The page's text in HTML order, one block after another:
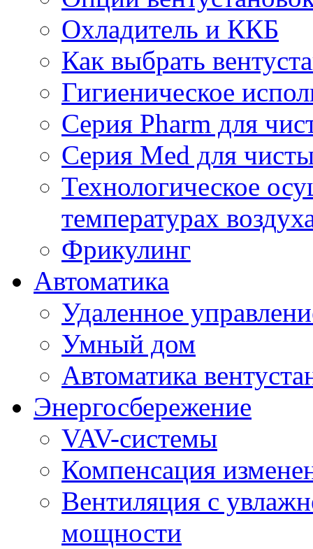
Охладитель и ККБ
Как выбрать
Гигиеническое
Серия Pharm для
Серия Med для
Технологическое
температурах
Фрикулинг
Автоматика
Удаленное
Умный дом
Автоматика
Энергосбережение
VAV-системы
Компенсация
Вентиляция с
мощности